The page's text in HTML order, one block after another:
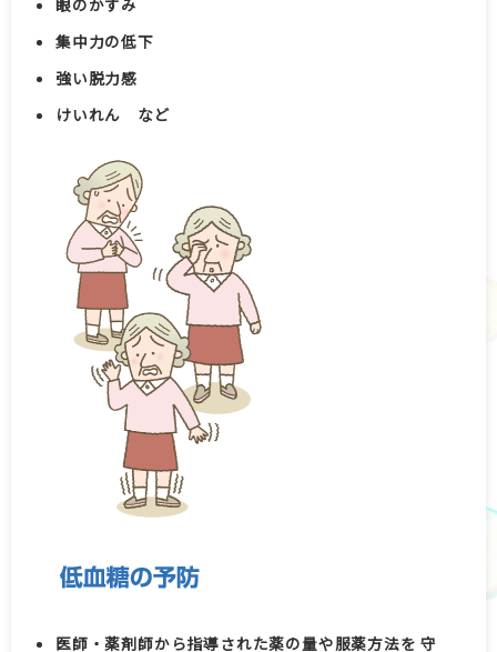
眼のかすみ
集中力の低下
強い脱力感
けいれん など
医師・薬剤師から指導された薬の量や服薬方法を 守